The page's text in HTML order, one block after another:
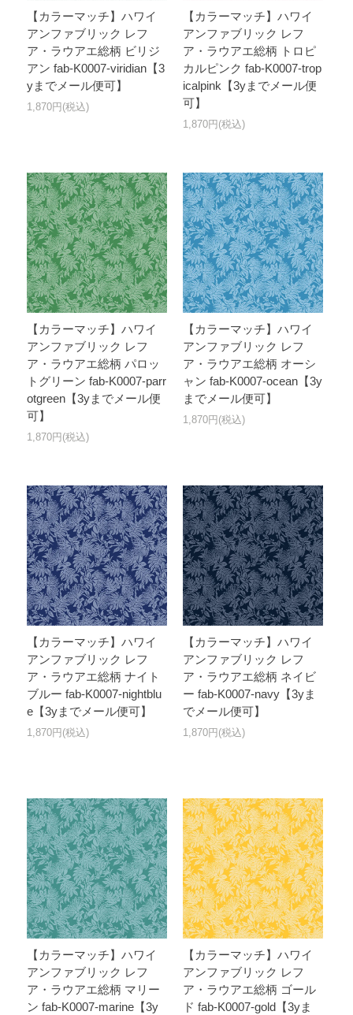
【カラーマッチ】ハワイ
アンファブリック レフ
ア・ラウアエ総柄 ビリジ
アン fab-K0007-viridian【3
yまでメール便可】
1,870円(税込)
【カラーマッチ】ハワイ
アンファブリック レフ
ア・ラウアエ総柄 トロピ
カルピンク fab-K0007-trop
icalpink【3yまでメール便
可】
1,870円(税込)
【カラーマッチ】ハワイ
アンファブリック レフ
ア・ラウアエ総柄 パロッ
トグリーン fab-K0007-parr
otgreen【3yまでメール便
可】
1,870円(税込)
【カラーマッチ】ハワイ
アンファブリック レフ
ア・ラウアエ総柄 オーシ
ャン fab-K0007-ocean【3y
までメール便可】
1,870円(税込)
【カラーマッチ】ハワイ
アンファブリック レフ
ア・ラウアエ総柄 ナイト
ブルー fab-K0007-nightblu
e【3yまでメール便可】
1,870円(税込)
【カラーマッチ】ハワイ
アンファブリック レフ
ア・ラウアエ総柄 ネイビ
ー fab-K0007-navy【3yま
でメール便可】
1,870円(税込)
【カラーマッチ】ハワイ
アンファブリック レフ
ア・ラウアエ総柄 マリー
ン fab-K0007-marine【3y
【カラーマッチ】ハワイ
アンファブリック レフ
ア・ラウアエ総柄 ゴール
ド fab-K0007-gold【3yま